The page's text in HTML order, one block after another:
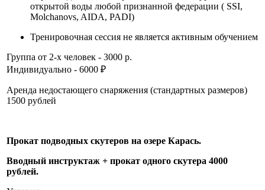
открытой воды любой признанной федерации ( SSI,
Molchanovs, AIDA, PADI)
Тренировочная сессия не является активным обучением
Группа от 2-х человек - 3000 р.
Индивидуально - 6000 ₽
Аренда недостающего снаряжения (стандартных размеров)
1500 рублей
Прокат подводных скутеров на озере Карась.
Вводный инструктаж + прокат одного скутера 4000
рублей.